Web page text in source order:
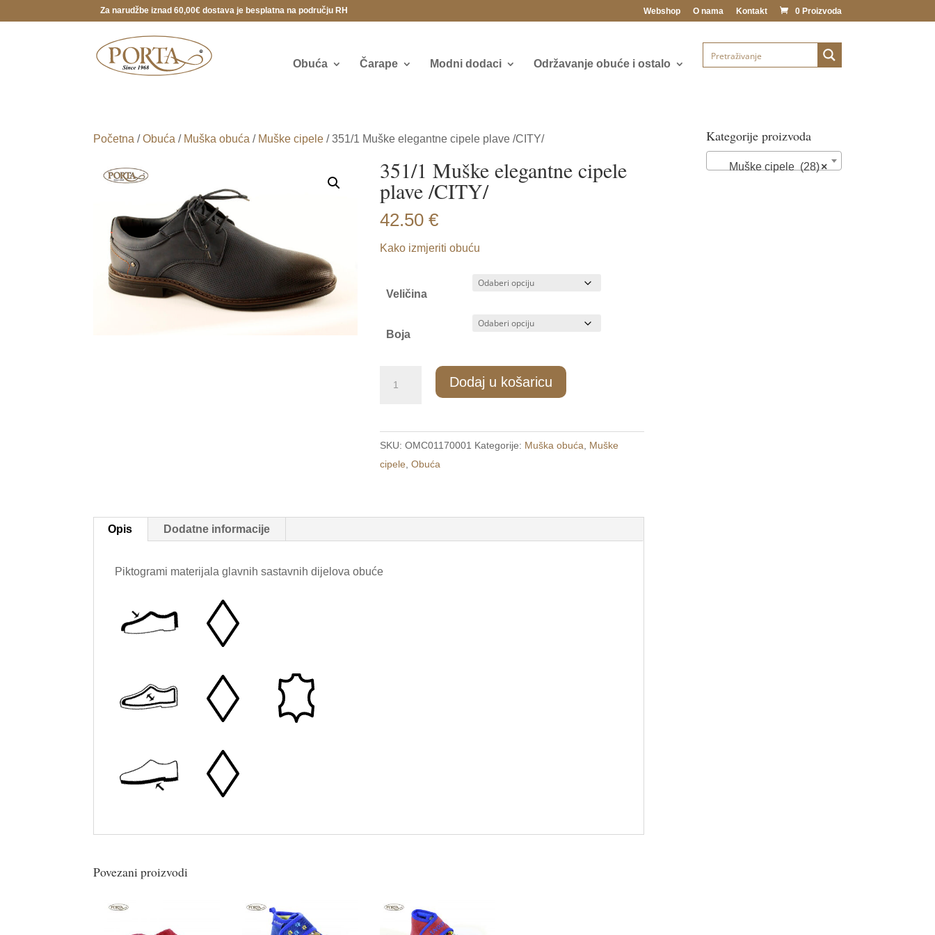
Za narudžbe iznad 60,00€ dostava je besplatna na području RH Webshop O nama Kontakt 0 Proizvoda
Obuća Čarape Modni dodaci Održavanje obuće i ostalo
Početna /Obuća / Muška obuća / Muške cipele / 351/1 Muške elegantne cipele plave /CITY/
351/1 Muške elegantne cipele
plave /CITY/
42.50€
Kako izmjeriti obuću
Veličina
Boja
cipele
plave
/CITY/
Dodaj u košaricu
SKU:OMC01170001 Kategorije: Muška obuća
Muške
cipele ,Obuća
Opis Dodatne informacije
Piktogrami materijala glavnih sastavnih dijelova obuće
Povezani proizvodi
Kategorije proizvoda
×
Muške cipele (28)